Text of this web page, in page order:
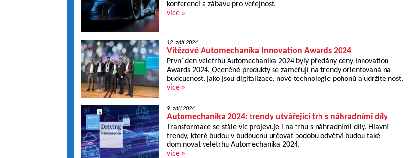
konferencí a zábavu pro veřejnost.
více »
12. září 2024
Vítězové Automechanika Innovation Awards 2024
První den veletrhu Automechanika 2024 byly předány ceny Innovation
Awards 2024. Oceněné produkty se zaměřují na trendy orientovaná na
budoucnost, jako jsou digitalizace, nové technologie pohonů a udržitelnost.
více »
9. září 2024
Automechanika 2024: trendy utvářející trh s náhradními díly
Transformace se stále víc projevuje i na trhu s náhradními díly. Hlavní
trendy, které budou v budoucnu určovat podobu odvětví budou také
dominovat veletrhu Automechanika 2024.
více »